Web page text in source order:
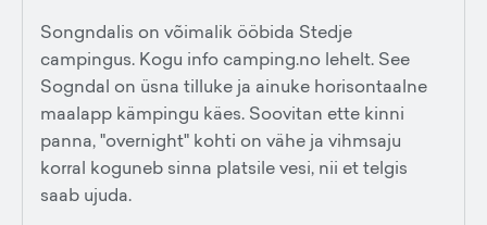
Songndalis on võimalik ööbida Stedje
campingus. Kogu info camping.no lehelt. See
Sogndal on üsna tilluke ja ainuke horisontaalne
maalapp kämpingu käes. Soovitan ette kinni
panna, "overnight" kohti on vähe ja vihmsaju
korral koguneb sinna platsile vesi, nii et telgis
saab ujuda.